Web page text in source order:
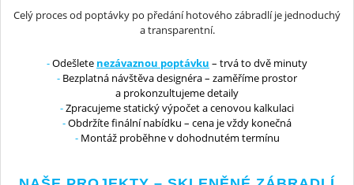
Celý proces od poptávky po předání hotového zábradlí je jednoduchý
a transparentní.
Odešlete nezávaznou poptávku – trvá to dvě minuty
Bezplatná návštěva designéra – zaměříme prostor
a prokonzultujeme detaily
Zpracujeme statický výpočet a cenovou kalkulaci
Obdržíte finální nabídku – cena je vždy konečná
Montáž proběhne v dohodnutém termínu